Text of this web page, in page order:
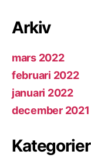
Arkiv
mars 2022
februari 2022
januari 2022
december 2021
Kategorier